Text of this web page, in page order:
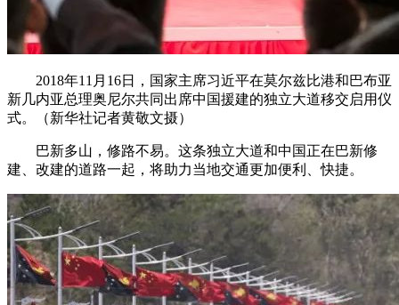
2018年11月16日，国家主席习近平在莫尔兹比港和巴布亚
新几内亚总理奥尼尔共同出席中国援建的独立大道移交启用仪
式。（新华社记者黄敬文摄）
巴新多山，修路不易。这条独立大道和中国正在巴新修
建、改建的道路一起，将助力当地交通更加便利、快捷。